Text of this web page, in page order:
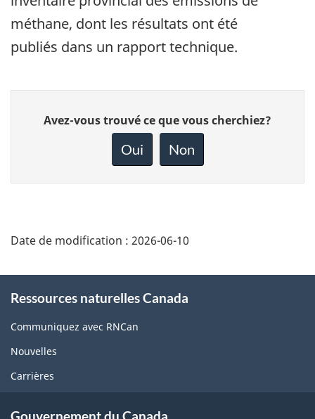
méthane, dont les résultats ont été
publiés dans un rapport technique.
Donnez
votre
page
Avez-vous trouvé ce que vous cherchiez?
Oui Non
Date de modification : 2026-06-10
this
site
Ressources naturelles Canada
Communiquez avec RNCan
Nouvelles
Carrières
Gouvernement du Canada